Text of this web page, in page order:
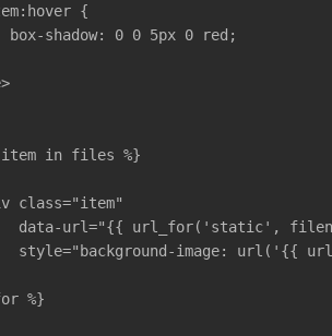
{
box-shadow: 0 0 5px 0 red;
in files %}
class="item"
data-url="{{ url_for('static',
style="background-image: url('{{
%}